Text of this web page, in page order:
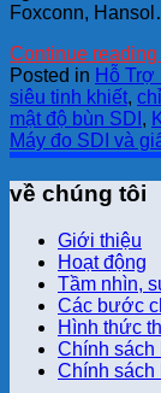
Foxconn,
Continue reading
Posted in Hỗ Trợ
siêu tinh khiết,
mật độ bùn SDI ,
Máy đo SDI và
về chúng tôi
Giới thiệu
Hoạt động
Tầm nhìn,
Các bước
Hình thức
Chính sách
Chính sách